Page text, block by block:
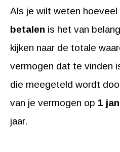
Als je wilt weten hoeveel
betalen is het van
kijken naar de totale
vermogen dat te vinden
die meegeteld wordt
van je vermogen op 1
jaar.